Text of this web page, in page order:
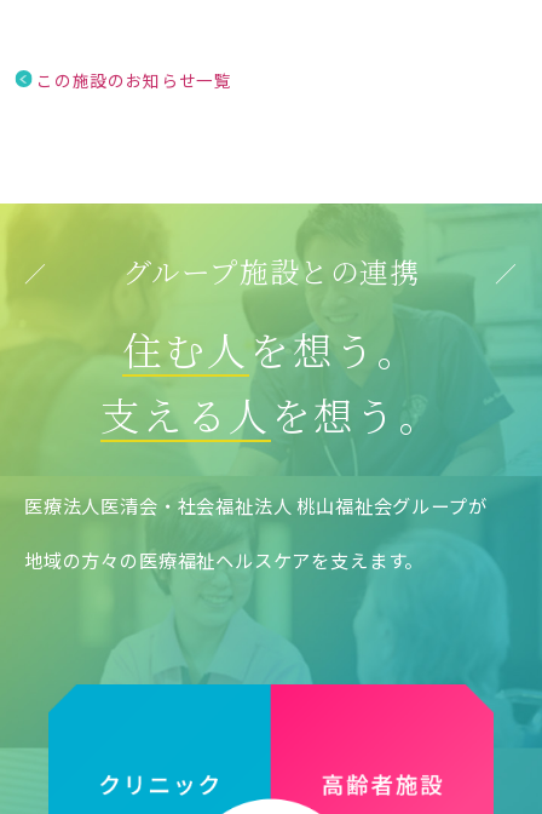
この施設のお知らせ一覧
グループ施設との連携
住む人を想う。
支える人 を想う。
医療法人医清会・社会福祉法人 桃山福祉会グループが
地域の方々の医療福祉ヘルスケアを支えます。